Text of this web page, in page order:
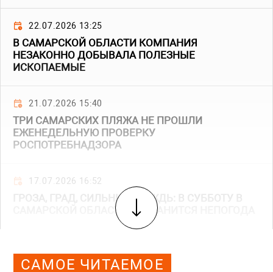
22.07.2026 13:25
В САМАРСКОЙ ОБЛАСТИ КОМПАНИЯ
НЕЗАКОННО ДОБЫВАЛА ПОЛЕЗНЫЕ
ИСКОПАЕМЫЕ
21.07.2026 15:40
ТРИ САМАРСКИХ ПЛЯЖА НЕ ПРОШЛИ
ЕЖЕНЕДЕЛЬНУЮ ПРОВЕРКУ
РОСПОТРЕБНАДЗОРА
17.07.2026 16:52
ГРОЗА, ГРАД, СИЛЬНЫЙ ДОЖДЬ: В СУББОТУ В
САМАРСКОЙ ОБЛАСТИ СОХРАНИТСЯ НЕПОГОДА
САМОЕ ЧИТАЕМОЕ